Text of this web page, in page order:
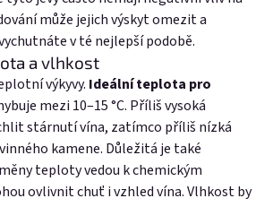
může jejich výskyt omezit a
v té nejlepší podobě.
a vlhkost
výkyvy. Ideální teplota pro
mezi 10–15 °C. Příliš vysoká
stárnutí vína, zatímco příliš nízká
kamene. Důležitá je také
teploty vedou k chemickým
ovlivnit chuť i vzhled vína. Vlhkost by